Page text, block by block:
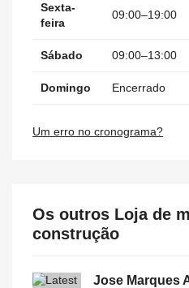
Sexta-
feira
09:00–19:00
Sábado 09:00–13:00
Domingo Encerrado
Um erro no cronograma?
Os outros Loja de
construção
Jose Marques